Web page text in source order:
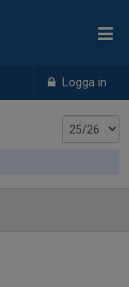
Logga in